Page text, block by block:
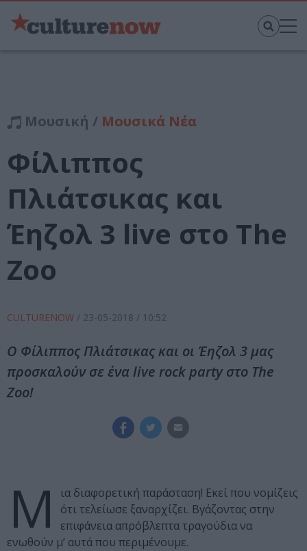
Μουσική / Μουσικά Νέα
Φίλιππος
Πλιάτσικας και
Έηζολ 3 live στο Τhe
Zoo
CULTURENOW / 23-05-2018 / 10:52
Ο Φίλιππος Πλιάτσικας και οι Έηζολ 3 μας
προσκαλούν σε ένα live rock party στο Τhe
Zoo!
Μ
ια διαφορετική παράσταση! Εκεί που νομίζεις
ότι τελείωσε ξαναρχίζει. Βγάζοντας στην
επιφάνεια απρόβλεπτα τραγούδια να
ενωθούν μ’ αυτά που περιμένουμε.